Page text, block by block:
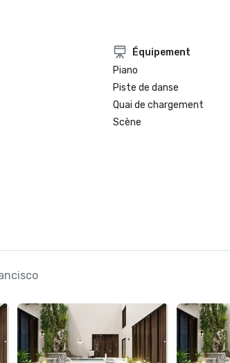
Équipement
Piano
Piste de danse
Quai de chargement
Scène